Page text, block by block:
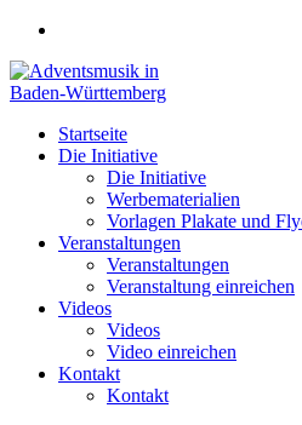
Zum
springen
Startseite
Die Initiative
Die Initiative
Werbematerialien
Vorlagen Plakate und
Veranstaltungen
Veranstaltungen
Veranstaltung einreichen
Videos
Videos
Video einreichen
Kontakt
Kontakt